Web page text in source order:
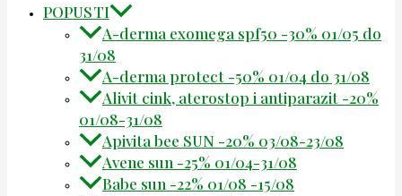
POPUSTI
A-derma exomega spf50 -30% 01/05 do
31/08
A-derma protect -50% 01/04 do 31/08
Alivit cink, aterostop i antiparazit -20%
01/08-31/08
Apivita bee SUN -20% 03/08-23/08
Avene sun -25% 01/04-31/08
Babe sun -22% 01/08 -15/08